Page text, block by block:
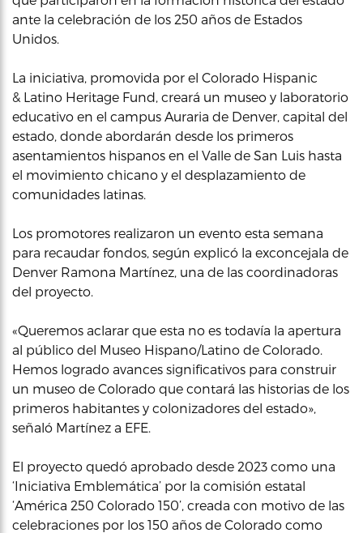
ante la celebración de los 250 años de Estados
Unidos.
La iniciativa, promovida por el Colorado Hispanic
& Latino Heritage Fund, creará un museo y laboratorio
educativo en el campus Auraria de Denver, capital del
estado, donde abordarán desde los primeros
asentamientos hispanos en el Valle de San Luis hasta
el movimiento chicano y el desplazamiento de
comunidades latinas.
Los promotores realizaron un evento esta semana
para recaudar fondos, según explicó la exconcejala de
Denver Ramona Martínez, una de las coordinadoras
del proyecto.
«Queremos aclarar que esta no es todavía la apertura
al público del Museo Hispano/Latino de Colorado.
Hemos logrado avances significativos para construir
un museo de Colorado que contará las historias de los
primeros habitantes y colonizadores del estado»,
señaló Martínez a EFE.
El proyecto quedó aprobado desde 2023 como una
‘Iniciativa Emblemática’ por la comisión estatal
‘América 250 Colorado 150’, creada con motivo de las
celebraciones por los 150 años de Colorado como